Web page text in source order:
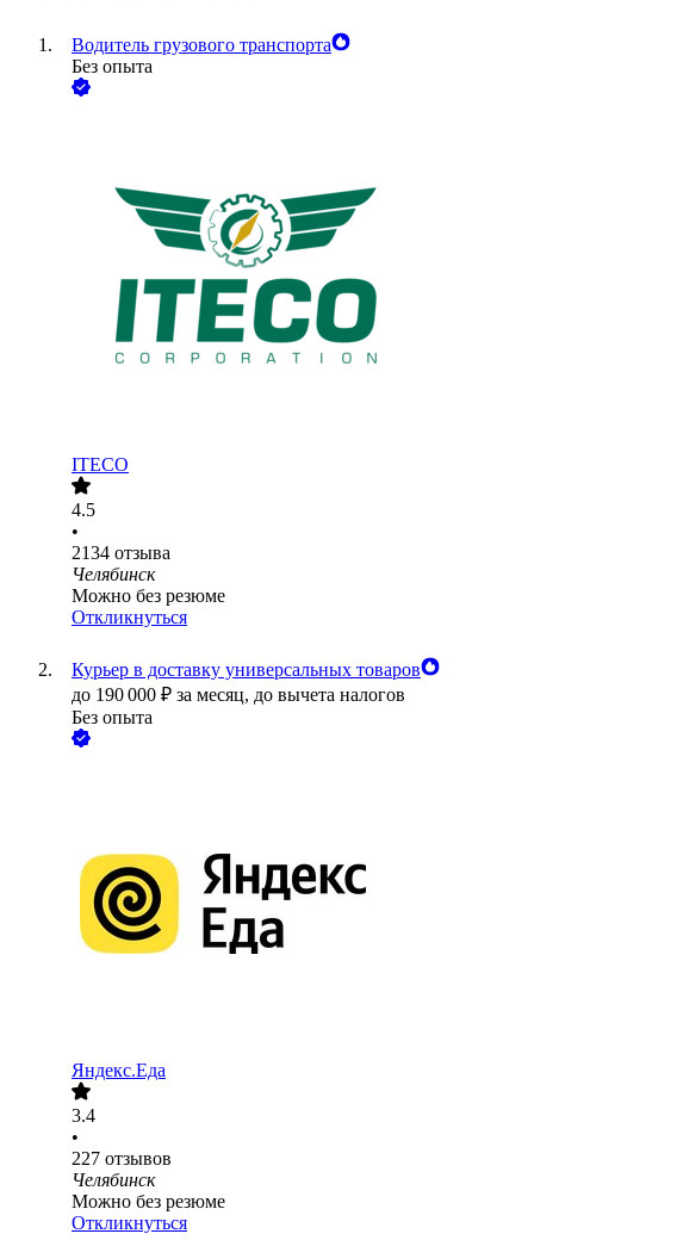
Водитель грузового транспорта
Без опыта
ITECO
4.5
•
2134 отзыва
Челябинск
Можно без резюме
Откликнуться
Курьер в доставку универсальных товаров
до 190 000 ₽ за месяц, до вычета налогов
Без опыта
Яндекс.Еда
3.4
•
227 отзывов
Челябинск
Можно без резюме
Откликнуться